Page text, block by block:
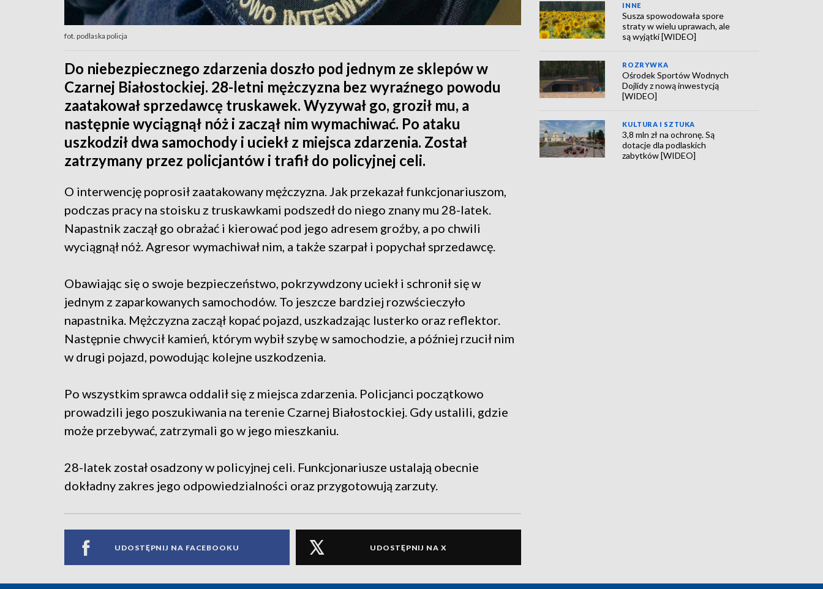
fot. podlaska policja
Do niebezpiecznego zdarzenia doszło pod jednym ze sklepów w
Czarnej Białostockiej. 28-letni mężczyzna bez wyraźnego powodu
zaatakował sprzedawcę truskawek. Wyzywał go, groził mu, a
następnie wyciągnął nóż i zaczął nim wymachiwać. Po ataku
uszkodził dwa samochody i uciekł z miejsca zdarzenia. Został
zatrzymany przez policjantów i trafił do policyjnej celi.
O interwencję poprosił zaatakowany mężczyzna. Jak przekazał funkcjonariuszom,
podczas pracy na stoisku z truskawkami podszedł do niego znany mu 28-latek.
Napastnik zaczął go obrażać i kierować pod jego adresem groźby, a po chwili
wyciągnął nóż. Agresor wymachiwał nim, a także szarpał i popychał sprzedawcę.
Obawiając się o swoje bezpieczeństwo, pokrzywdzony uciekł i schronił się w
jednym z zaparkowanych samochodów. To jeszcze bardziej rozwścieczyło
napastnika. Mężczyzna zaczął kopać pojazd, uszkadzając lusterko oraz reflektor.
Następnie chwycił kamień, którym wybił szybę w samochodzie, a później rzucił nim
w drugi pojazd, powodując kolejne uszkodzenia.
Po wszystkim sprawca oddalił się z miejsca zdarzenia. Policjanci początkowo
prowadzili jego poszukiwania na terenie Czarnej Białostockiej. Gdy ustalili, gdzie
może przebywać, zatrzymali go w jego mieszkaniu.
28-latek został osadzony w policyjnej celi. Funkcjonariusze ustalają obecnie
dokładny zakres jego odpowiedzialności oraz przygotowują zarzuty.
UDOSTĘPNIJ NA FACEBOOKU UDOSTĘPNIJ NA X
INNE
Susza spowodowała spore
straty w wielu uprawach, ale
są wyjątki [WIDEO]
ROZRYWKA
Ośrodek Sportów Wodnych
Dojlidy z nową inwestycją
[WIDEO]
KULTURA I SZTUKA
3,8 mln zł na ochronę. Są
dotacje dla podlaskich
zabytków [WIDEO]